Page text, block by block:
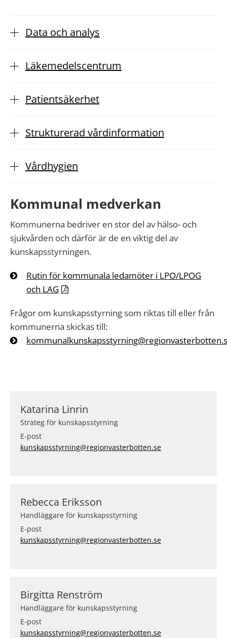
Data och analys
Läkemedelscentrum
Patientsäkerhet
Strukturerad vårdinformation
Vårdhygien
Kommunal medverkan
Kommunerna bedriver en stor del av hälso- och
sjukvården och därför är de en viktig del av
kunskapsstyrningen.
Rutin för kommunala ledamöter i LPO/LPOG
och LAG
Frågor om kunskapsstyrning som riktas till eller från
kommunerna skickas till:
Katarina Linrin
Strateg för kunskapsstyrning
E-post
kunskapsstyrning@regionvasterbotten.se
Rebecca Eriksson
Handläggare för kunskapsstyrning
E-post
kunskapsstyrning@regionvasterbotten.se
Birgitta Renström
Handläggare för kunskapsstyrning
E-post
kunskapsstyrning@regionvasterbotten.se